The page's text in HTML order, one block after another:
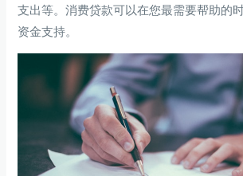
支出等。消费贷款可以在您最需要帮助的
资金支持。